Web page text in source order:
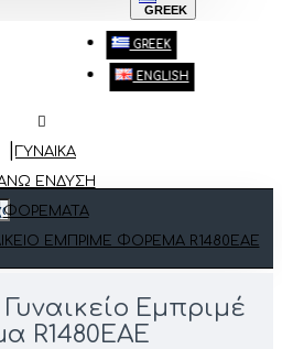
GREEK
GREEK
ENGLISH
ΓΥΝΑΙΚΑ
ΈΝΔΥΣΗ
ΦΟΡΈΜΑΤΑ
ΕΜΠΡΙΜΈ ΦΌΡΕΜΑ R1480EAE
Εμπριμέ
R1480EAE